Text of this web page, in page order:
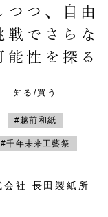
つつ、自由
戦でさらな
能性を探る
知る/買う
#越前和紙
#千年未来工藝祭
会社 長田製紙所